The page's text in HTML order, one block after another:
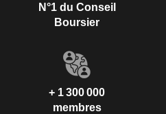
N°1 du Conseil
Boursier
+ 1 300 000
membres